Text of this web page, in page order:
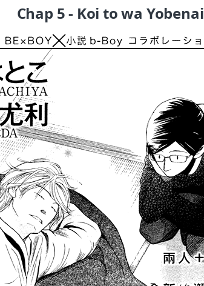
Chap 5 - Koi to wa Yobenai